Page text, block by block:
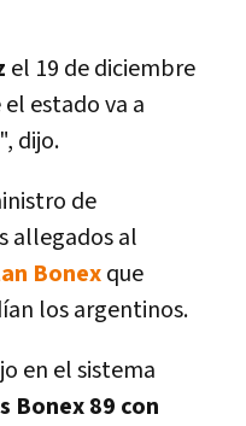
el 19 de diciembre
estado va a
dijo.
de
allegados al
Bonexque
los argentinos.
en el sistema
Bonex 89 con